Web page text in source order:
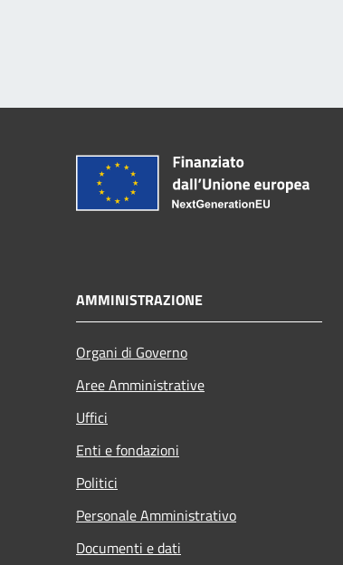
AMMINISTRAZIONE
Organi di Governo
Aree Amministrative
Uffici
Enti e fondazioni
Politici
Personale Amministrativo
Documenti e dati